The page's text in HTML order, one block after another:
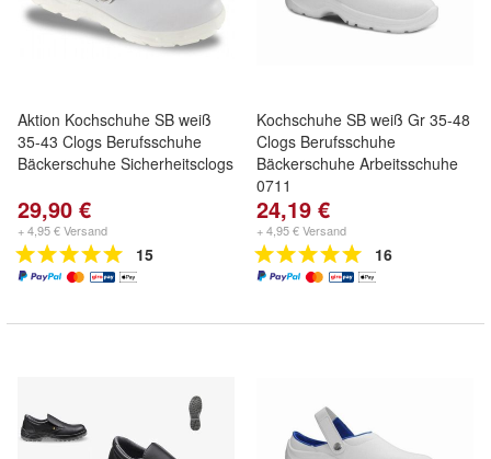
Aktion Kochschuhe SB weiß
35-43 Clogs Berufsschuhe
Bäckerschuhe Sicherheitsclogs
29,90 €
+ 4,95 € Versand
15
Kochschuhe SB weiß Gr 35-48
Clogs Berufsschuhe
Bäckerschuhe Arbeitsschuhe
0711
24,19 €
+ 4,95 € Versand
16